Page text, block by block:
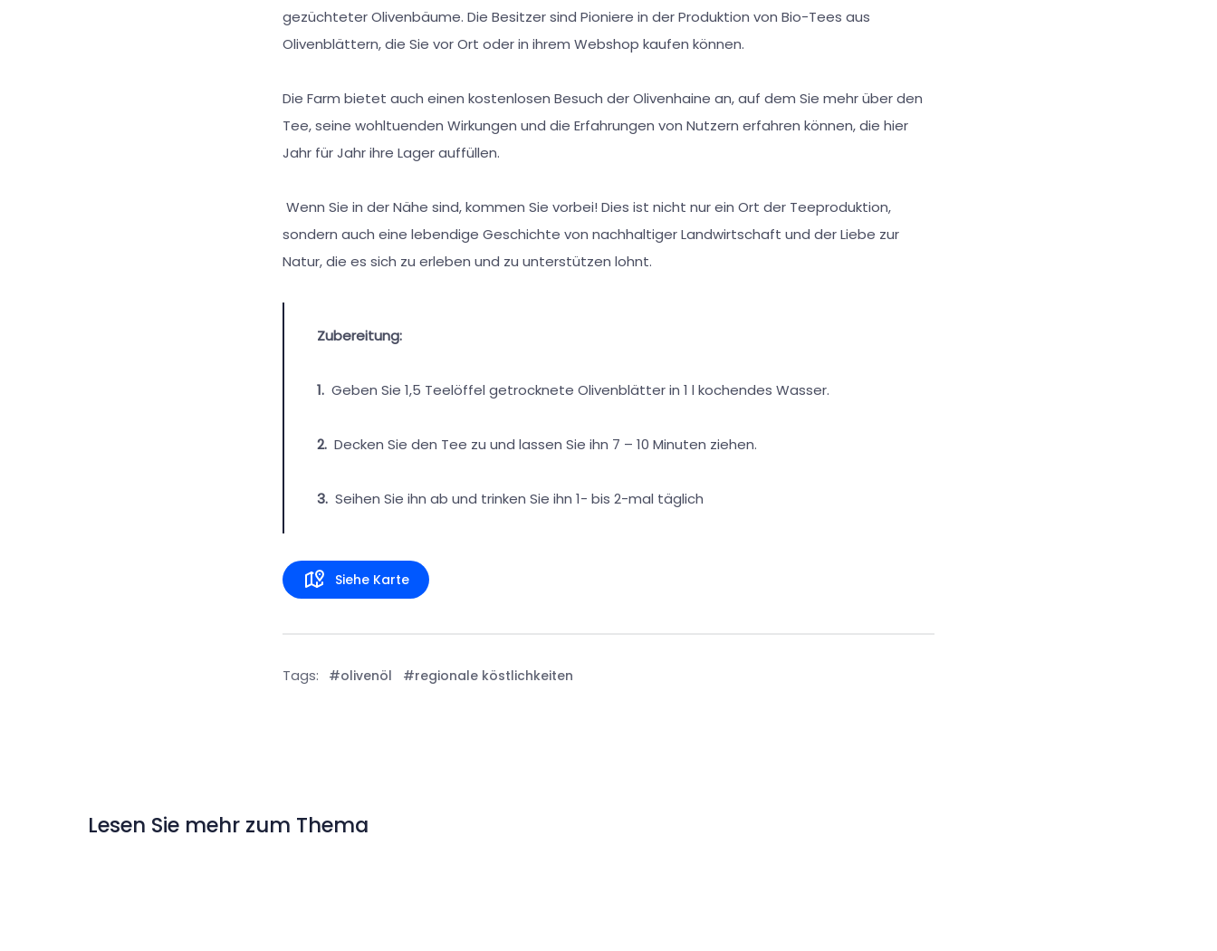
gezüchteter Olivenbäume. Die Besitzer sind Pioniere in der Produktion von Bio-Tees aus
Olivenblättern, die Sie vor Ort oder in ihrem Webshop kaufen können.
Die Farm bietet auch einen kostenlosen Besuch der Olivenhaine an, auf dem Sie mehr über den
Tee, seine wohltuenden Wirkungen und die Erfahrungen von Nutzern erfahren können, die hier
Jahr für Jahr ihre Lager auffüllen.
Wenn Sie in der Nähe sind, kommen Sie vorbei! Dies ist nicht nur ein Ort der Teeproduktion,
sondern auch eine lebendige Geschichte von nachhaltiger Landwirtschaft und der Liebe zur
Natur, die es sich zu erleben und zu unterstützen lohnt.
Zubereitung:
1. Geben Sie 1,5 Teelöffel getrocknete Olivenblätter in 1 l kochendes Wasser.
2. Decken Sie den Tee zu und lassen Sie ihn 7 – 10 Minuten ziehen.
3. Seihen Sie ihn ab und trinken Sie ihn 1- bis 2-mal täglich
Siehe Karte
Tags: #olivenöl #regionale köstlichkeiten
Lesen Sie mehr zum Thema